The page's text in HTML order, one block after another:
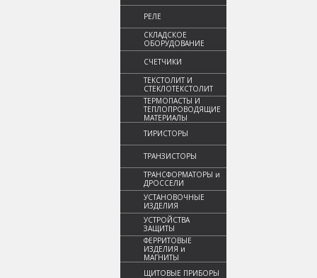
РЕЛЕ
СКЛАДСКОЕ
ОБОРУДОВАНИЕ
СЧЕТЧИКИ
ТЕКСТОЛИТ И
СТЕКЛОТЕКСТОЛИТ
ТЕРМОПАСТЫ И
ТЕПЛОПРОВОДЯЩИЕ
МАТЕРИАЛЫ
ТИРИСТОРЫ
ТРАНЗИСТОРЫ
ТРАНСФОРМАТОРЫ и
ДРОССЕЛИ
УСТАНОВОЧНЫЕ
ИЗДЕЛИЯ
УСТРОЙСТВА
ЗАЩИТЫ
ФЕРРИТОВЫЕ
ИЗДЕЛИЯ и
МАГНИТЫ
ЩИТОВЫЕ ПРИБОРЫ